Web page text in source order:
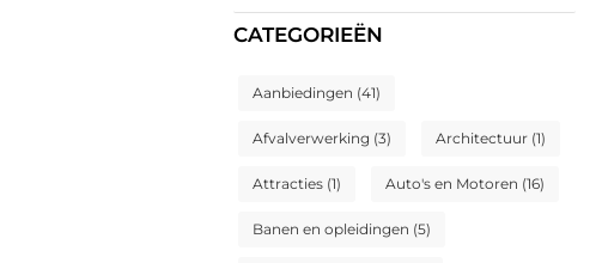
CATEGORIEËN
Aanbiedingen (41)
Afvalverwerking (3) Architectuur (1)
Attracties (1) Auto's en Motoren (16)
Banen en opleidingen (5)